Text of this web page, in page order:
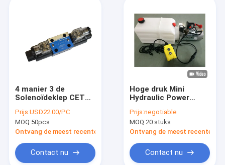
Ongeveer ons
Fabrieksreis
Nieuws
Verzoek om een Citaat
4 manier 3 de
Solenoïdeklep CETOP
Hydraulische
Richtingcontrole
Prijs:USD22.00/PC
MOQ:50pcs
Ontvang de meest recente Prijs
Contact nu
Hoge druk Mini
Hydraulic Power
Prijs:negotiable
MOQ:20 stuks
Ontvang de meest recente
Contact nu